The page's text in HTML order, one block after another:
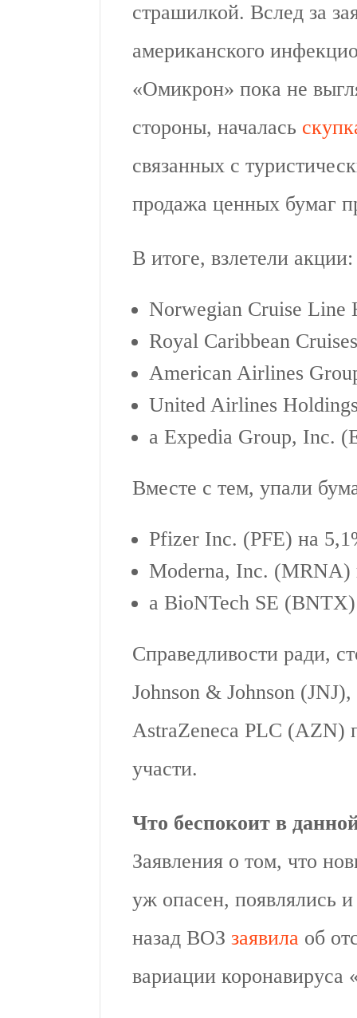
страшилкой. Вслед за
американского
«Омикрон» пока не
стороны, началась
связанных с
продажа ценных бумаг
В итоге, взлетели акции:
Norwegian Cruise Line
Royal Caribbean
American Airlines
United Airlines
а Expedia Group, Inc.
Вместе с тем, упали
Pfizer Inc. (PFE) на
Moderna, Inc. (MRNA)
а BioNTech SE
Справедливости ради,
Johnson & Johnson
AstraZeneca PLC (AZN)
участи.
Что беспокоит в
Заявления о том, что
уж опасен, появлялись
назад ВОЗ заявила об
вариации коронавируса